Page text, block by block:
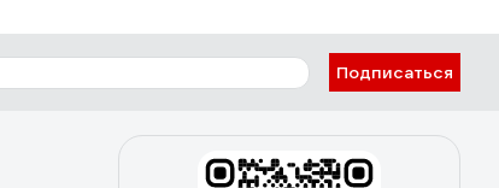
Подписаться